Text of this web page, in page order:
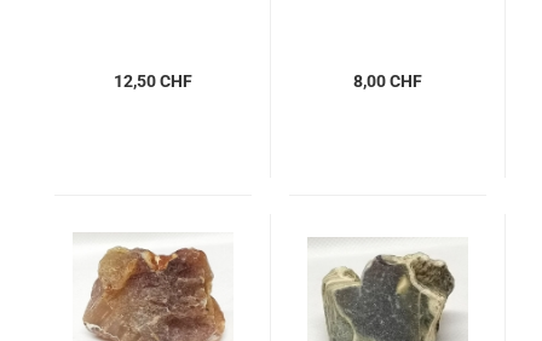
12,50 CHF 8,00 CHF